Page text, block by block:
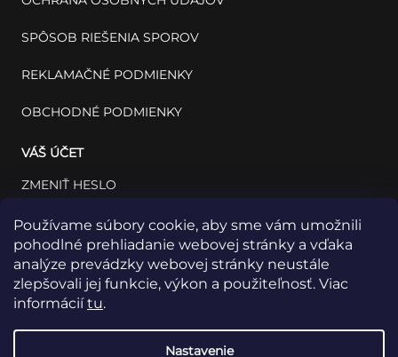
Používame súbory cookie, aby sme vám umožnili
pohodlné prehliadanie webovej stránky a vďaka
analýze prevádzky webovej stránky neustále
zlepšovali jej funkcie, výkon a použiteľnosť. Viac
informáciítu.
Nastavenie
SPÔSOB RIEŠENIA SPOROV
REKLAMAČNÉ PODMIENKY
OBCHODNÉ PODMIENKY
VÁŠ ÚČET
ZMENIŤ HESLO
VÁŠ PROFIL
VAŠE OBJEDNÁVKY